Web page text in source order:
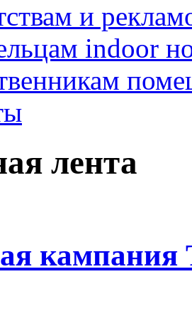
и
indoor
лента
кампания